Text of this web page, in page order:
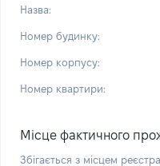
Назва:
Номер будинку:
Номер корпусу:
Номер квартири:
Місце фактичного
Збігається з місцем